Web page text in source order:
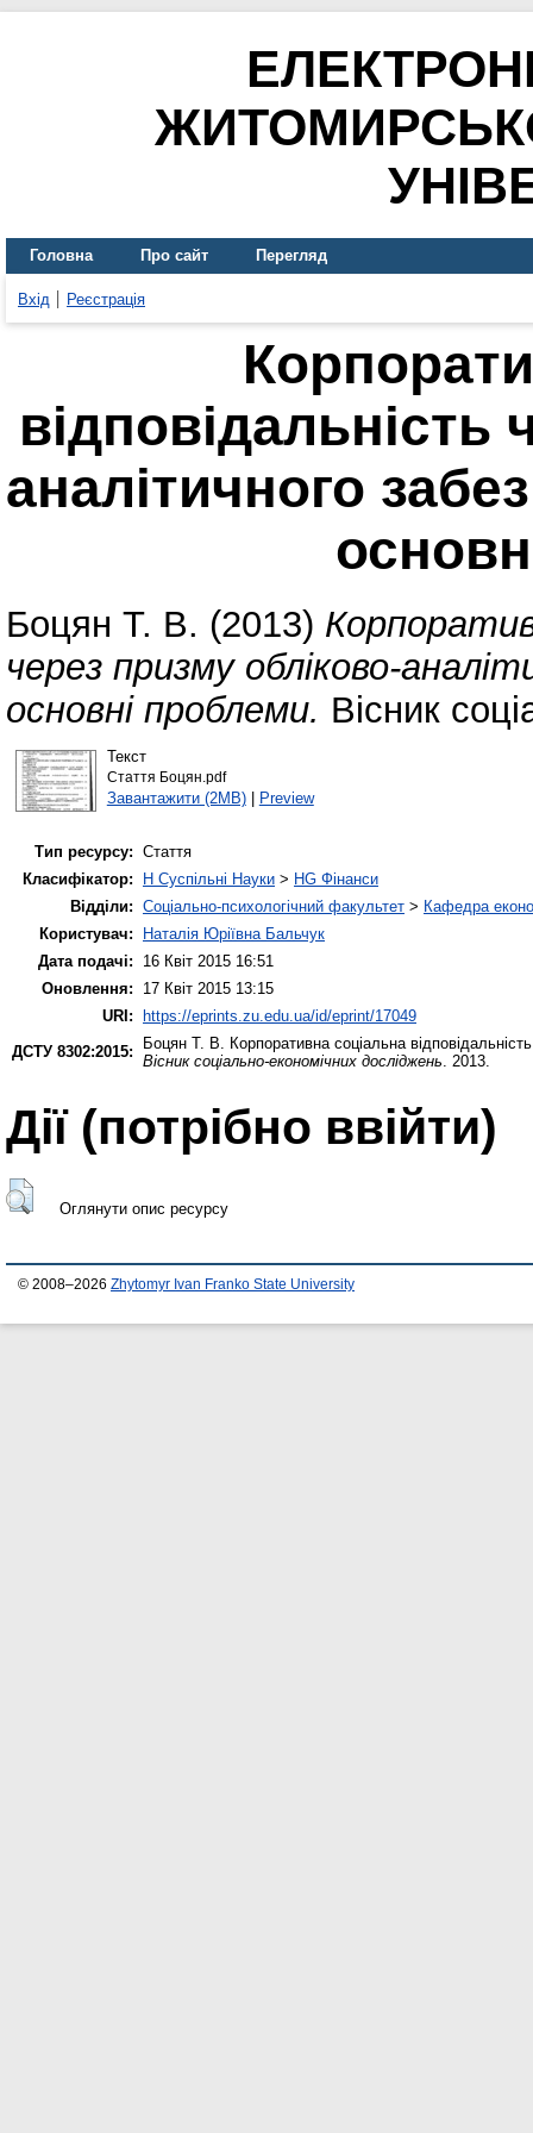
Головна Про сайт Перегляд
Вхід Реєстрація
відповідальність
аналітичного
Боцян Т. В. (2013)
через призму обліково-
основні проблеми. Вісник
Текст
Стаття Боцян.pdf
Завантажити (2MB)| Preview
Тип ресурсу: Стаття
Класифікатор:
H Суспільні Науки > HG Фінанси
Відділи: Соціально-психологічний факультет > Кафедра
Користувач:
Наталія Юріївна Бальчук
Дата подачі:
16 Квіт 2015 16:51
Оновлення:
17 Квіт 2015 13:15
URI:
https://eprints.zu.edu.ua/id/eprint/17049
ДСТУ 8302:2015:
Боцян Т. В. Корпоративна соціальна
Вісник соціально-економічних досліджень. 2013.
Дії ​​(потрібно ввійти)
Оглянути опис ресурсу
© 2008–2026 Zhytomyr Ivan Franko State University